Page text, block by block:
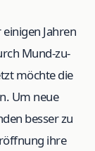
Jahren
Mund-zu-
möchte die
Um neue
besser zu
ihre